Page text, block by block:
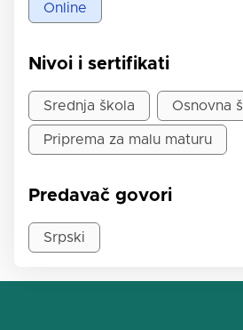
Online
Nivoi i sertifikati
Srednja škola Osnovna
Priprema za malu maturu
Predavač govori
Srpski